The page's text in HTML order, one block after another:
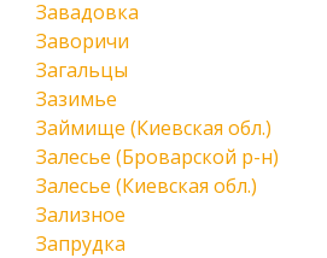
Завадовка
Заворичи
Загальцы
Зазимье
Займище (Киевская обл.)
Залесье (Броварской р-н)
Залесье (Киевская обл.)
Зализное
Запрудка